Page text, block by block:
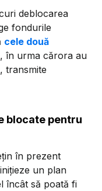
deblocarea
fondurile
cele două
, în urma cărora au
transmite
blocate pentru
în prezent
un plan
încât să poată fi